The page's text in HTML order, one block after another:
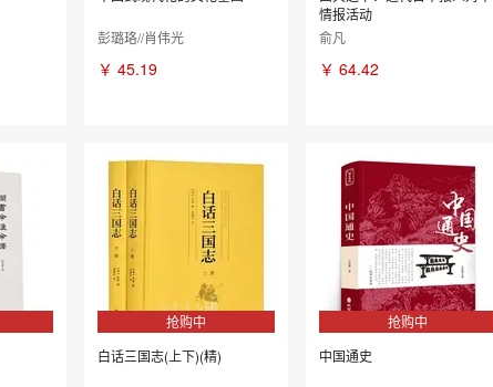
彭璐珞//肖伟光
￥ 45.19
情报活动
俞凡
￥ 64.42
抢购中
白话三国志(上下)(精)
抢购中
中国通史